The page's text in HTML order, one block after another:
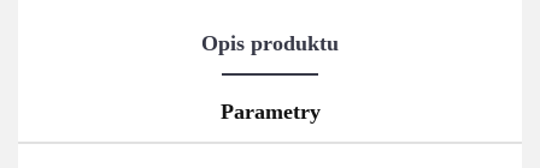
Opis produktu
Parametry